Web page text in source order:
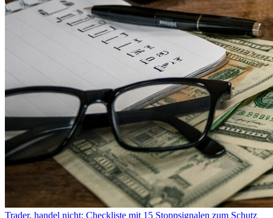
Trader, handel nicht: Checkliste mit 15 Stoppsignalen zum Schutz